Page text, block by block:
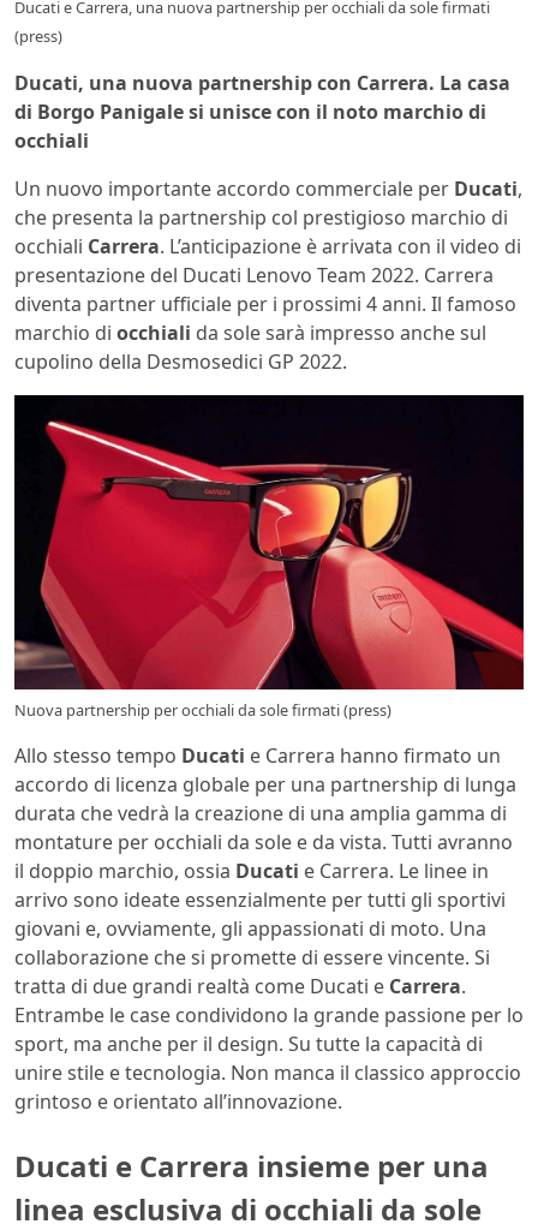
Ducati e Carrera, una nuova partnership per occhiali da sole firmati
(press)
Ducati, una nuova partnership con Carrera. La casa
di Borgo Panigale si unisce con il noto marchio di
occhiali
Un nuovo importante accordo commerciale per Ducati,
che presenta la partnership col prestigioso marchio di
occhiali Carrera. L’anticipazione è arrivata con il video di
presentazione del Ducati Lenovo Team 2022. Carrera
diventa partner ufficiale per i prossimi 4 anni. Il famoso
marchio di occhiali da sole sarà impresso anche sul
cupolino della Desmosedici GP 2022.
Nuova partnership per occhiali da sole firmati (press)
Allo stesso tempo Ducati e Carrera hanno firmato un
accordo di licenza globale per una partnership di lunga
durata che vedrà la creazione di una amplia gamma di
montature per occhiali da sole e da vista. Tutti avranno
il doppio marchio, ossia Ducati e Carrera. Le linee in
arrivo sono ideate essenzialmente per tutti gli sportivi
giovani e, ovviamente, gli appassionati di moto. Una
collaborazione che si promette di essere vincente. Si
tratta di due grandi realtà come Ducati e Carrera.
Entrambe le case condividono la grande passione per lo
sport, ma anche per il design. Su tutte la capacità di
unire stile e tecnologia. Non manca il classico approccio
grintoso e orientato all’innovazione.
Ducati e Carrera insieme per una
linea esclusiva di occhiali da sole